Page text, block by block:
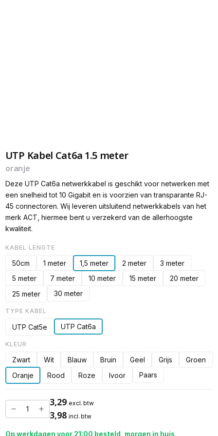
UTP Kabel Cat6a 1.5 meter
oranje
Deze UTP Cat6a netwerkkabel is geschikt voor netwerken met
een snelheid tot 10 Gigabit en is voorzien van transparante RJ-
45 connectoren. Wij leveren uitsluitend netwerkkabels van het
merk ACT, hiermee bent u verzekerd van de allerhoogste
kwaliteit.
KABEL LENGTE
50cm 1 meter 1,5 meter 2 meter
3 meter
5 meter
7 meter 10 meter 15 meter
20 meter
25 meter
30 meter
TYPE KABEL
UTP Cat5e UTP Cat6a
KLEUR
Zwart Wit Blauw Bruin Geel Grijs
Groen
Oranje
Rood Roze Ivoor Paars
3,29 excl. btw
3,98 incl. btw
Op werkdagen voor 21:00 besteld, morgen in huis